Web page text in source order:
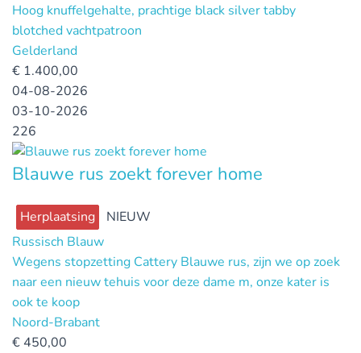
Hoog knuffelgehalte, prachtige black silver tabby
blotched vachtpatroon
Gelderland
€ 1.400,00
04-08-2026
03-10-2026
226
Blauwe rus zoekt forever home
Herplaatsing
NIEUW
Russisch Blauw
Wegens stopzetting Cattery Blauwe rus, zijn we op zoek
naar een nieuw tehuis voor deze dame m, onze kater is
ook te koop
Noord-Brabant
€ 450,00